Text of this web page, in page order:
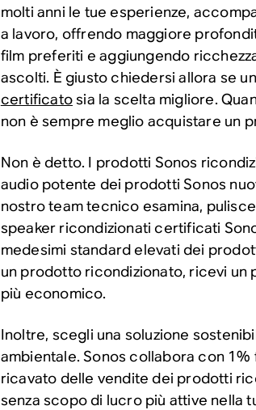
molti anni le tue esperienze,
a lavoro, offrendo maggiore
film preferiti e aggiungendo
ascolti. È giusto chiedersi allora se un
certificatosia la scelta migliore.
non è sempre meglio acquistare un
Non è detto. I prodotti Sonos
audio potente dei prodotti Sonos
nostro team tecnico esamina,
speaker ricondizionati certificati
medesimi standard elevati dei
un prodotto ricondizionato, ricevi un
più economico.
Inoltre, scegli una soluzione
ambientale. Sonos collabora con
ricavato delle vendite dei prodotti
senza scopo di lucro più attive nella